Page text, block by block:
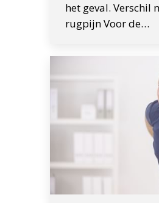
het geval. Verschil
rugpijn Voor de…